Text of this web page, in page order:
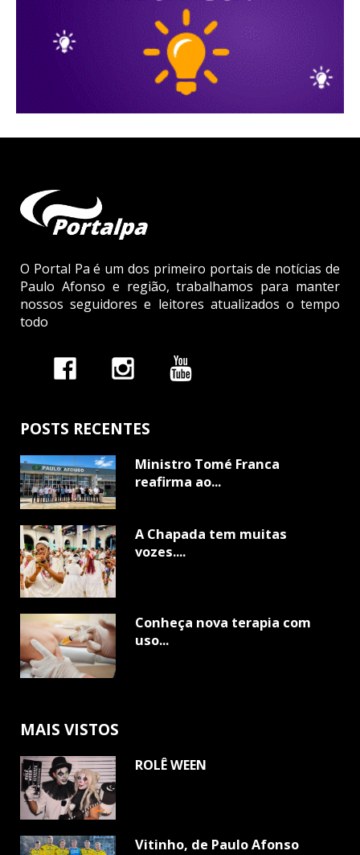
O Portal Pa é um dos primeiro portais de notícias de
Paulo Afonso e região, trabalhamos para manter
nossos seguidores e leitores atualizados o tempo
todo
POSTS RECENTES
Ministro Tomé Franca
reafirma ao...
A Chapada tem muitas
vozes....
Conheça nova terapia com
uso...
MAIS VISTOS
ROLÊ WEEN
Vitinho, de Paulo Afonso